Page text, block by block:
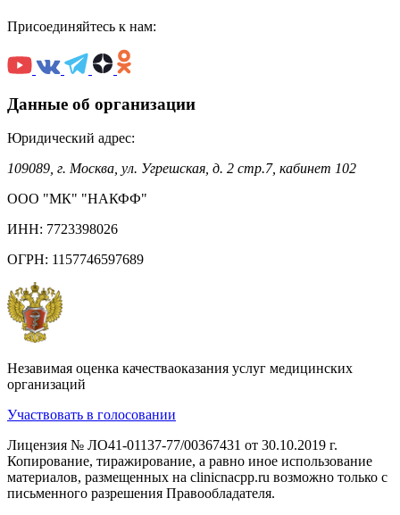
Присоединяйтесь к нам:
Данные об организации
Юридический адрес:
109089, г. Москва, ул. Угрешская, д. 2 стр.7, кабинет 102
ООО "МК" "НАКФФ"
ИНН: 7723398026
ОГРН: 1157746597689
Незавимая оценка качестваоказания услуг медицинских
организаций
Участвовать в голосовании
Лицензия № ЛО41-01137-77/00367431 от 30.10.2019 г.
Копирование, тиражирование, а равно иное использование
материалов, размещенных на clinicnacpp.ru возможно только с
письменного разрешения Правообладателя.